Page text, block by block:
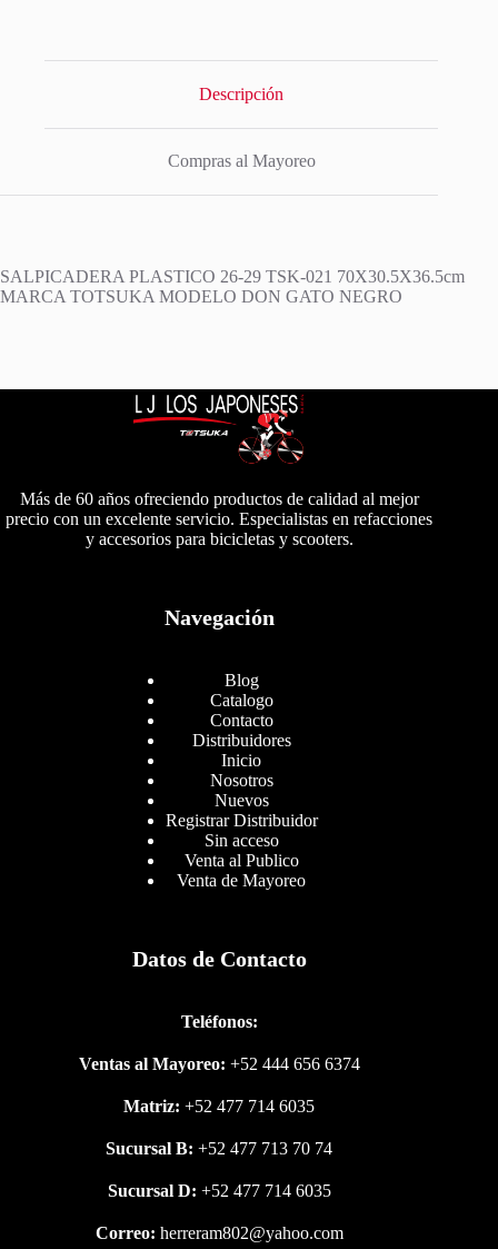
Descripción
Compras al Mayoreo
SALPICADERA PLASTICO 26-29 TSK-021 70X30.5X36.5cm
MARCA TOTSUKA MODELO DON GATO NEGRO
Más de 60 años ofreciendo productos de calidad al mejor
precio con un excelente servicio. Especialistas en refacciones
y accesorios para bicicletas y scooters.
Navegación
Blog
Catalogo
Contacto
Distribuidores
Inicio
Nosotros
Nuevos
Registrar Distribuidor
Sin acceso
Venta al Publico
Venta de Mayoreo
Datos de Contacto
Teléfonos:
Ventas al Mayoreo: +52 444 656 6374
Matriz: +52 477 714 6035
Sucursal B:+52 477 713 70 74
Sucursal D: +52 477 714 6035
Correo: herreram802@yahoo.com